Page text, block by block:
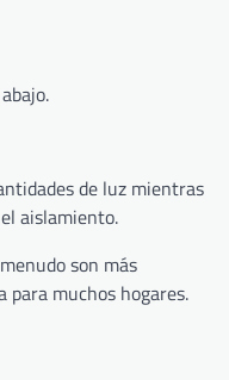
de luz mientras
aislamiento.
son más
muchos hogares.